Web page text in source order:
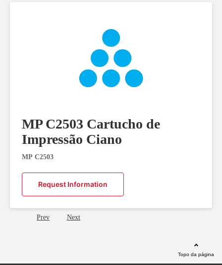
MP C2503 Cartucho de
Impressão Ciano
MP C2503
Request Information
Prev Next
Topo da página